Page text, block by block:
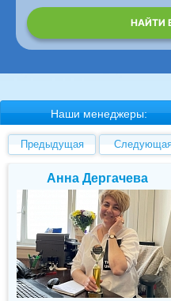
НАЙТИ
Наши менеджеры:
Предыдущая
Елена Валуева